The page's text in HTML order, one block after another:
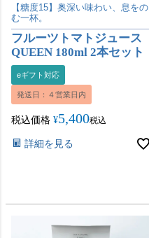
【糖度15】奥深い味わい、息をの
む一杯。
フルーツトマトジュース
QUEEN 180ml 2本セット
eギフト対応
発送日：４営業日内
税込価格 ¥5,400税込
詳細を見る